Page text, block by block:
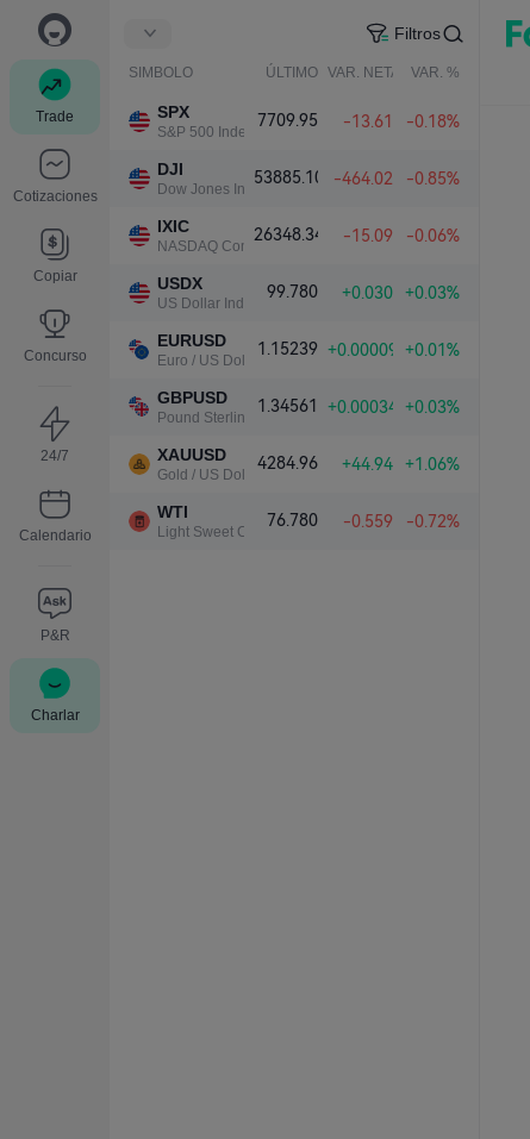
Trade
Cotizaciones
Copiar
Concurso
24/7
Calendario
P&R
Charlar
Filtros
SIMBOLO ÚLTIMO VAR. NETA VAR. %
SPX
S&P 500 Index
7709.95 -13.61 -0.18%
DJI
Dow Jones Industrial Average
53885.10 -464.02 -0.85%
IXIC
NASDAQ Composite Index
26348.34 -15.09 -0.06%
USDX
US Dollar Index
99.780 +0.030 +0.03%
EURUSD
Euro / US Dollar
1.15239 +0.00009 +0.01%
GBPUSD
Pound Sterling / US Dollar
1.34561 +0.00034 +0.03%
XAUUSD
Gold / US Dollar
4284.96 +44.94 +1.06%
WTI
Light Sweet Crude Oil
76.780 -0.559 -0.72%